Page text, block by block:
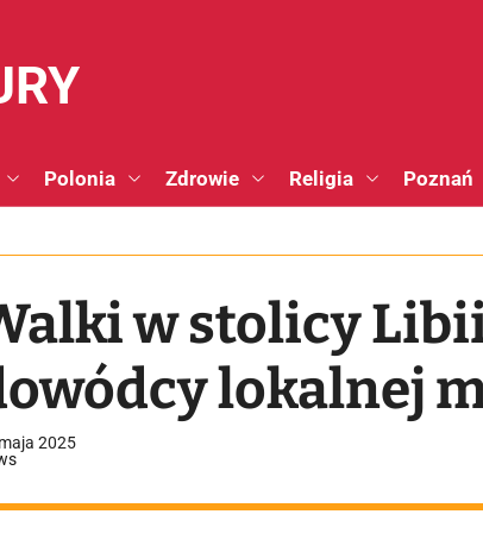
Polonia Zdrowie Religia Poznań
w stolicy
lokalnej
2025